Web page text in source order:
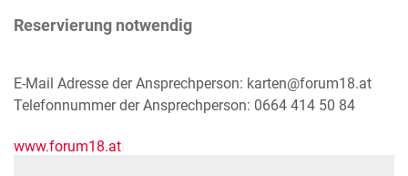
Reservierung notwendig
E-Mail Adresse der Ansprechperson: karten@forum18.at
Telefonnummer der Ansprechperson: 0664 414 50 84
www.forum18.at